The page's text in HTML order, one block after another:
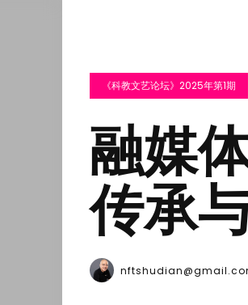
《科教文艺论坛》2025年第1期
融媒
传承